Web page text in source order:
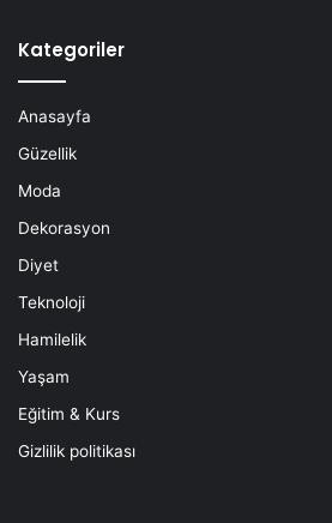
Kategoriler
Anasayfa
Güzellik
Moda
Dekorasyon
Diyet
Teknoloji
Hamilelik
Yaşam
Eğitim & Kurs
Gizlilik politikası